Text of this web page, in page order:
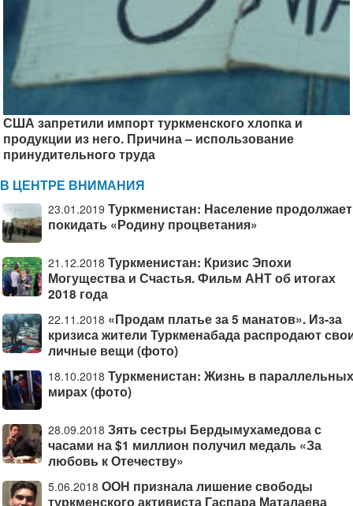
США запретили импорт туркменского хлопка и
продукции из него. Причина – использование
принудительного труда
В ЦЕНТРЕ ВНИМАНИЯ
23.01.2019 Туркменистан: Население продолжает
покидать «Родину процветания»
21.12.2018 Туркменистан: Кризис Эпохи
Могущества и Счастья. Фильм АНТ об итогах
2018 года
22.11.2018 «Продам платье за 5 манатов». Из-за
кризиса жители Туркменабада распродают
личные вещи (фото)
18.10.2018 Туркменистан: Жизнь в параллельных
мирах (фото)
28.09.2018 Зять сестры Бердымухамедова с
часами на $1 миллион получил медаль «За
любовь к Отечеству»
5.06.2018 ООН признала лишение свободы
туркменского активиста Гаспара Маталаева